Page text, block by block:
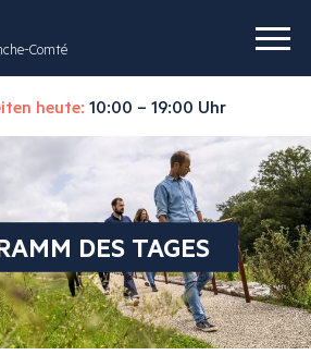
Comté
heute: 10:00 – 19:00 Uhr
DES TAGES